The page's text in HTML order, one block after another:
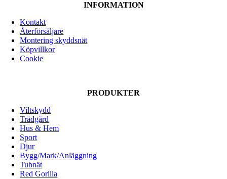
INFORMATION
Kontakt
Återförsäljare
Montering skyddsnät
Köpvillkor
Cookie
PRODUKTER
Viltskydd
Trädgård
Hus & Hem
Sport
Djur
Bygg/Mark/Anläggning
Tubnät
Red Gorilla